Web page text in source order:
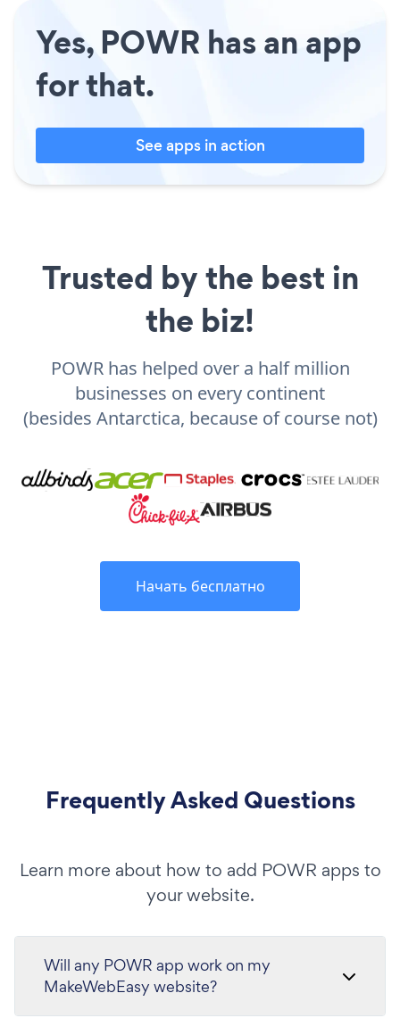
Yes, POWR has an app
for that.
See apps in action
Trusted by the best in
the biz!
POWR has helped over a half million
businesses on every continent
(besides Antarctica, because of course not)
Начать бесплатно
Frequently Asked Questions
Learn more about how to add POWR apps to
your website.
Will any POWR app work on my
MakeWebEasy website?